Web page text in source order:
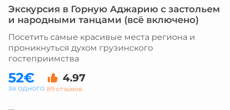
Экскурсия в Горную Аджарию с застольем
и народными танцами (всё включено)
Посетить самые красивые места региона и
проникнуться духом грузинского
гостеприимства
52€ 4.97
89 отзывов
за одного